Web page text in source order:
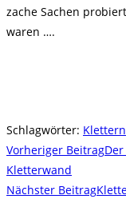
zache Sachen
waren ….
Schlagwörter: Klettern
Weitere
Artikel
ansehen
Vorheriger Beitrag
Kletterwand
Nächster Beitrag